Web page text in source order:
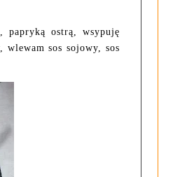
papryką ostrą, wsypuję
wlewam sos sojowy, sos